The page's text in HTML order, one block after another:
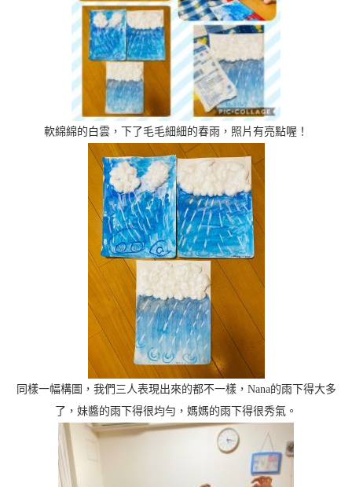
軟綿綿的白雲，下了毛毛細細的春雨，照片有亮點喔！
同樣一幅構圖，我們三人表現出來的都不一樣，Nana的雨下得大多
了，妹醬的雨下得很均勻，媽媽的雨下得很秀氣。